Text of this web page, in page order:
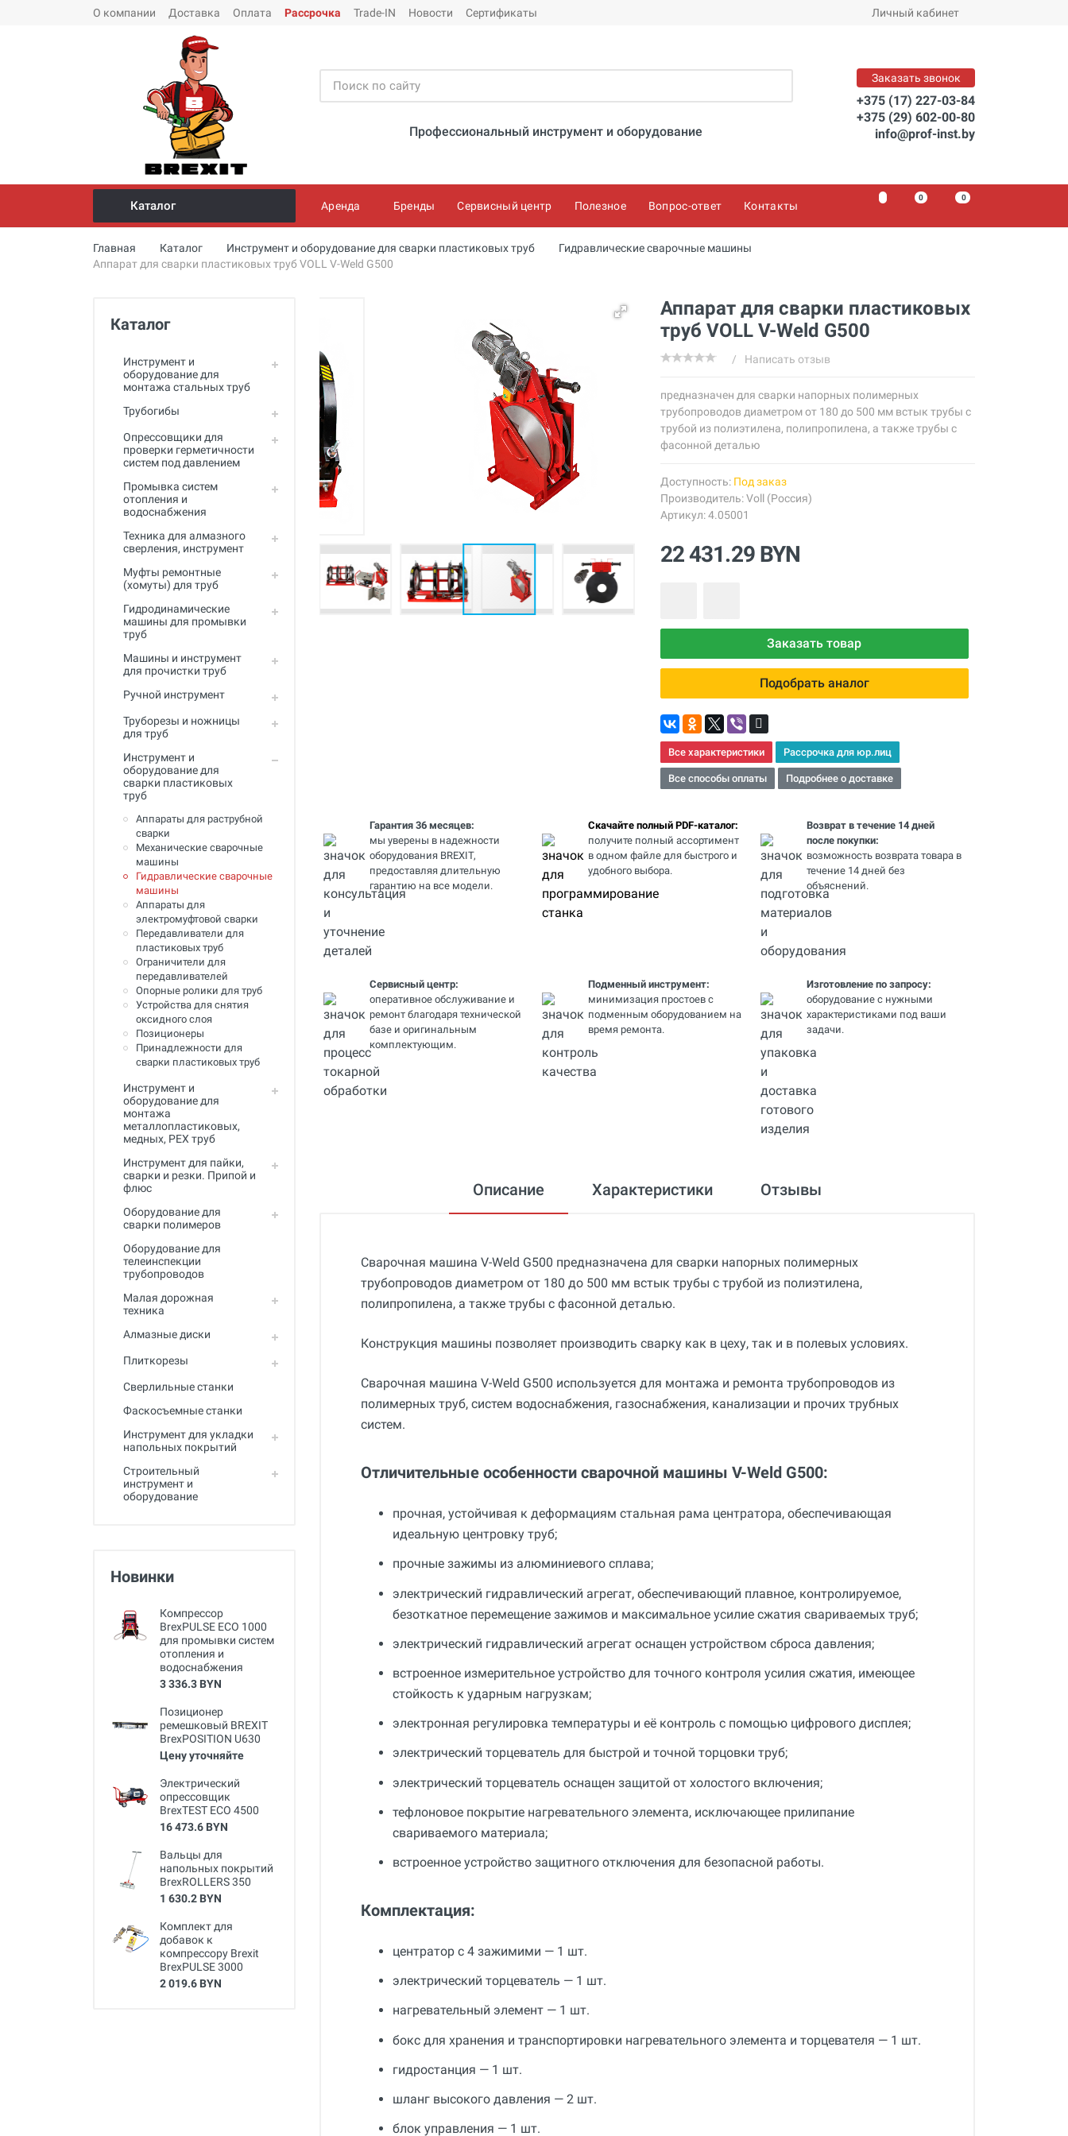
О компании Доставка Оплата Рассрочка Trade-IN Новости Сертификаты Личный кабинет
Профессиональный инструмент и оборудование
Заказать звонок
+375 (17) 227-03-84
+375 (29) 602-00-80
info@prof-inst.by
Инструмент и оборудование для
монтажа стальных труб
герметичности систем под
Промывка систем отопления и
водоснабжения
Техника для алмазного
сверления, инструмент
Муфты ремонтные (хомуты) для
труб
Гидродинамические машины
для промывки труб
Машины и инструмент для
прочистки труб
Ручной инструмент
Инструмент и оборудование для
сварки пластиковых труб
Инструмент и оборудование для
медных, PEX труб
Инструмент для пайки, сварки и
резки. Припой и флюс
Оборудование для сварки
полимеров
телеинспекции трубопроводов
Малая дорожная техника
Алмазные диски
Плиткорезы
Сверлильные станки
Фаскосъемные станки
Инструмент для укладки
напольных покрытий
Строительный инструмент и
оборудование
Каталог Аренда Бренды Сервисный центр Полезное Вопрос-ответ Контакты
0 00
Главная Каталог Инструмент и оборудование для сварки пластиковых труб
Гидравлические сварочные машины
Аппарат для сварки пластиковых труб VOLL V-Weld G500
Каталог
Инструмент и
оборудование для
монтажа стальных труб
Трубогибы
Опрессовщики для
проверки герметичности
систем под давлением
Промывка систем
отопления и
водоснабжения
Техника для алмазного
сверления, инструмент
Муфты ремонтные
(хомуты) для труб
Гидродинамические
машины для промывки
труб
Машины и инструмент
для прочистки труб
Ручной инструмент
Труборезы и ножницы
для труб
Инструмент и
оборудование для
сварки пластиковых
труб
Аппараты для раструбной
сварки
Механические сварочные
машины
Гидравлические сварочные
машины
Аппараты для
электромуфтовой сварки
Передавливатели для
пластиковых труб
Ограничители для
передавливателей
Опорные ролики для труб
Устройства для снятия
оксидного слоя
Позиционеры
Принадлежности для
сварки пластиковых труб
Инструмент и
оборудование для
монтажа
металлопластиковых,
медных, PEX труб
Инструмент для пайки,
сварки и резки. Припой и
флюс
Оборудование для
сварки полимеров
Оборудование для
телеинспекции
трубопроводов
Малая дорожная
техника
Алмазные диски
Плиткорезы
Сверлильные станки
Фаскосъемные станки
Инструмент для укладки
напольных покрытий
Строительный
инструмент и
оборудование
Новинки
Компрессор
BrexPULSE ECO 1000
для промывки систем
отопления и
водоснабжения
3 336.3 BYN
Позиционер
ремешковый BREXIT
BrexPOSITION U630
Цену уточняйте
Электрический
опрессовщик
BrexTEST ECO 4500
16 473.6 BYN
Вальцы для
напольных покрытий
BrexROLLERS 350
1 630.2 BYN
Комплект для
добавок к
компрессору Brexit
BrexPULSE 3000
2 019.6 BYN
Аппарат для сварки пластиковых
труб VOLL V-Weld G500
/ Написать отзыв
предназначен для сварки напорных полимерных
трубопроводов диаметром от 180 до 500 мм встык трубы с
трубой из полиэтилена, полипропилена, а также трубы с
фасонной деталью
Доступность: Под заказ
Производитель:Voll (Россия)
Артикул: 4.05001
22 431.29 BYN
Заказать товар
Подобрать аналог
Все характеристики Рассрочка для юр.лиц
Все способы оплаты Подробнее о доставке
Гарантия 36 месяцев:
мы уверены в надежности
оборудования BREXIT,
предоставляя длительную
гарантию на все модели.
Скачайте полный PDF-каталог:
получите полный ассортимент
в одном файле для быстрого и
удобного выбора.
Возврат в течение 14 дней
после покупки:
возможность возврата товара в
течение 14 дней без
объяснений.
Сервисный центр:
оперативное обслуживание и
ремонт благодаря технической
базе и оригинальным
комплектующим.
Подменный инструмент:
минимизация простоев с
подменным оборудованием на
время ремонта.
Изготовление по запросу:
оборудование с нужными
характеристиками под ваши
задачи.
Описание Характеристики Отзывы
Сварочная машина V-Weld G500 предназначена для сварки напорных полимерных
трубопроводов диаметром от 180 до 500 мм встык трубы с трубой из полиэтилена,
полипропилена, а также трубы с фасонной деталью.
Конструкция машины позволяет производить сварку как в цеху, так и в полевых условиях.
Сварочная машина V-Weld G500 используется для монтажа и ремонта трубопроводов из
полимерных труб, систем водоснабжения, газоснабжения, канализации и прочих трубных
систем.
Отличительные особенности сварочной машины V-Weld G500:
прочная, устойчивая к деформациям стальная рама центратора, обеспечивающая
идеальную центровку труб;
прочные зажимы из алюминиевого сплава;
электрический гидравлический агрегат, обеспечивающий плавное, контролируемое,
безоткатное перемещение зажимов и максимальное усилие сжатия свариваемых труб;
электрический гидравлический агрегат оснащен устройством сброса давления;
встроенное измерительное устройство для точного контроля усилия сжатия, имеющее
стойкость к ударным нагрузкам;
электронная регулировка температуры и её контроль с помощью цифрового дисплея;
электрический торцеватель для быстрой и точной торцовки труб;
электрический торцеватель оснащен защитой от холостого включения;
тефлоновое покрытие нагревательного элемента, исключающее прилипание
свариваемого материала;
встроенное устройство защитного отключения для безопасной работы.
Комплектация:
центратор с 4 зажимими — 1 шт.
электрический торцеватель — 1 шт.
нагревательный элемент — 1 шт.
бокс для хранения и транспортировки нагревательного элемента и торцевателя — 1 шт.
гидростанция — 1 шт.
шланг высокого давления — 2 шт.
блок управления — 1 шт.